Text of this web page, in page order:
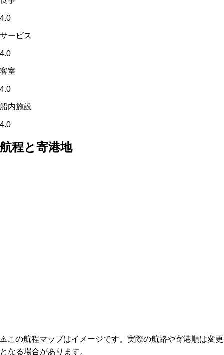
4.0
サービス
4.0
客室
4.0
船内施設
4.0
航程と寄港地
⚠️この航程マップはイメージです。実際の航路や寄港順は変更
となる場合があります。